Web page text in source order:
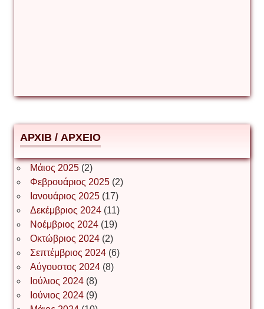
Δημήτριος Ζακοντινός
ΕΥΑΓΓΕΛΟΣ ΜΩΚΟΣ
Ιωάννης Σ. Παπαφλωράτος
ΝΙΚΟΣ ΓΑΤΟΣ
Νίκος Λυγερός
АРХІВ / ΑΡΧΕΙΟ
Μάιος 2025(2)
Φεβρουάριος 2025(2)
Ιανουάριος 2025(17)
Δεκέμβριος 2024(11)
Νοέμβριος 2024(19)
Οκτώβριος 2024(2)
Σεπτέμβριος 2024(6)
Αύγουστος 2024(8)
Ιούλιος 2024(8)
Ιούνιος 2024(9)